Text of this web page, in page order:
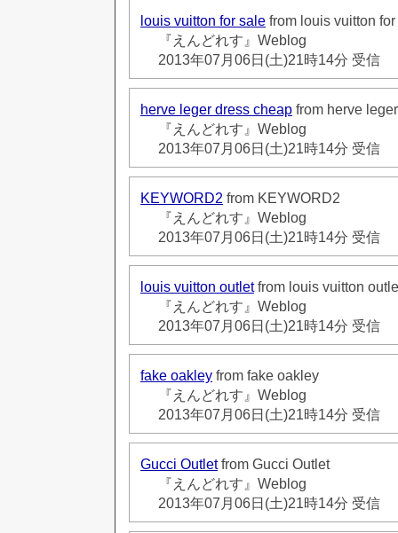
louis vuitton for sale from louis vuitton
『えんどれす』Weblog
2013年07月06日(土)21時14分 受信
herve leger dress cheap from herve
『えんどれす』Weblog
2013年07月06日(土)21時14分 受信
KEYWORD2 from KEYWORD2
『えんどれす』Weblog
2013年07月06日(土)21時14分 受信
louis vuitton outletfrom louis vuitton
『えんどれす』Weblog
2013年07月06日(土)21時14分 受信
fake oakley from fake oakley
『えんどれす』Weblog
2013年07月06日(土)21時14分 受信
Gucci Outletfrom Gucci Outlet
『えんどれす』Weblog
2013年07月06日(土)21時14分 受信